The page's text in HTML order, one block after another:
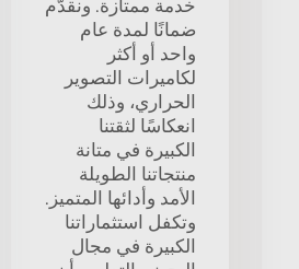
خدمة ممتازة. ونقدّم
ضمانًا لمدة عام
واحد أو أكثر
لكاميرات التصوير
الحراري، وذلك
انعكاسًا لثقتنا
الكبيرة في متانة
منتجاتنا الطويلة
الأمد وأدائها المتميز.
وتكفل استثماراتنا
الكبيرة في مجال